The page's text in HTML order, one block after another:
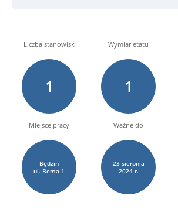
Liczba stanowisk
1
Wymiar etatu
1
Miejsce pracy
Będzin
ul. Bema 1
Ważne do
23 sierpnia
2024 r.